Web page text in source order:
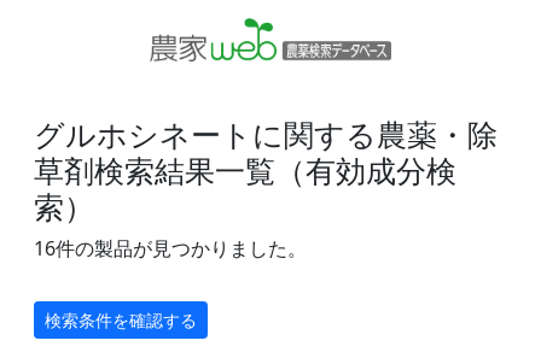
グルホシネートに関する農薬・除
草剤検索結果一覧（有効成分検
索）
16件の製品が見つかりました。
検索条件を確認する